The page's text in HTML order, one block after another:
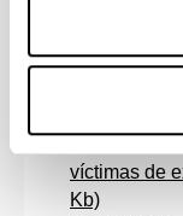
víctimas de
Kb)